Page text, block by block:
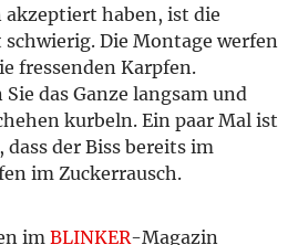
akzeptiert haben, ist die
Die Montage werfen
fressenden Karpfen.
das Ganze langsam und
kurbeln. Ein paar Mal ist
der Biss bereits im
im Zuckerrausch.
im BLINKER-Magazin